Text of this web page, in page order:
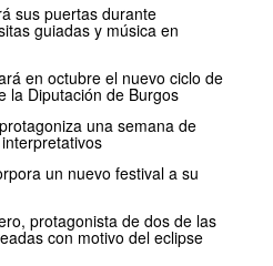
sus puertas durante
guiadas y música en
en octubre el nuevo ciclo de
la Diputación de Burgos
una semana de
un nuevo festival a su
protagonista de dos de las
con motivo del eclipse